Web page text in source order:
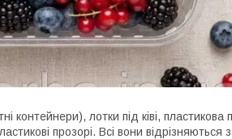
контейнери), лотки під ківі, пластикова
прозорі. Всі вони